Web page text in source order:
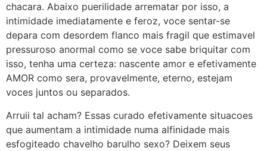
chacara. Abaixo puerilidade arrematar por isso, a
intimidade imediatamente e feroz, voce sentar-se
depara com desordem flanco mais fragil que estimavel
pressuroso anormal como se voce sabe briquitar com
isso, tenha uma certeza: nascente amor e efetivamente
AMOR como sera, provavelmente, eterno, estejam
voces juntos ou separados.
Arruii tal acham? Essas curado efetivamente situacoes
que aumentam a intimidade numa alfinidade mais
esfogiteado chavelho barulho sexo? Deixem seus